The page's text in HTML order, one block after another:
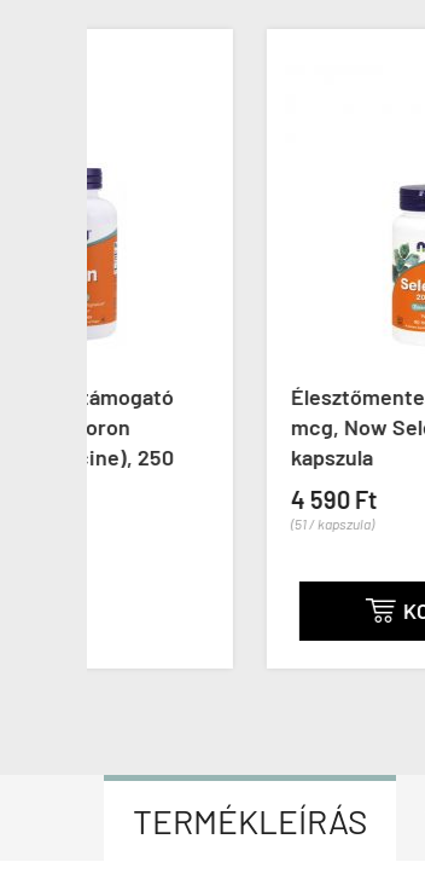
Élesztőmentes szelén 200
mcg, Now Selenium, 90
kapszula
TERMÉKLEÍRÁS